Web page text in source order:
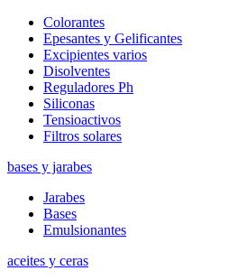
Colorantes
Epesantes y Gelificantes
Excipientes varios
Disolventes
Reguladores Ph
Siliconas
Tensioactivos
Filtros solares
bases y jarabes
Jarabes
Bases
Emulsionantes
aceites y ceras